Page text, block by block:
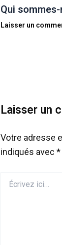
Qui
Laisser un
Laisser un
Votre adresse
indiqués avec *
ici…